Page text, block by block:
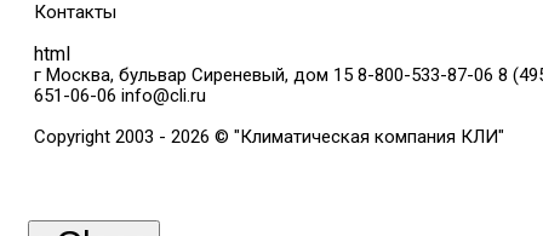
Контакты
html
г Москва, бульвар Сиреневый, дом 15 8-800-533-87-06 8
651-06-06 info@cli.ru
Copyright 2003 - 2026 © "Климатическая компания КЛИ"